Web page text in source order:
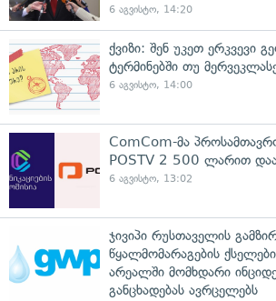
6 აგვისტო, 14:20
ქვიზი: შენ უკეთ ერკვევი
ტერმინებში თუ
6 აგვისტო, 14:00
ComCom-მა
POSTV 2 500 ლარით
6 აგვისტო, 13:02
ჯივიპი რუსთაველის
წყალმომარაგების
არეალში მომხდარი
განცხადებას ავრცელებს